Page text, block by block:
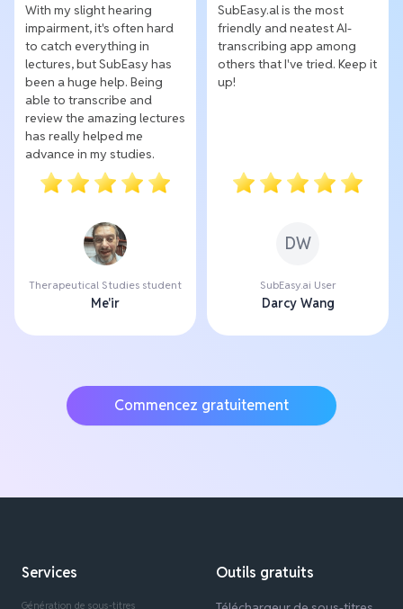
With my slight hearing
impairment, it's often hard
to catch everything in
lectures, but SubEasy has
been a huge help. Being
able to transcribe and
review the amazing lectures
has really helped me
advance in my studies.
Therapeutical Studies student
Me'ir
SubEasy.al is the most
friendly and neatest AI-
transcribing app among
others that I've tried. Keep it
up!
DW
SubEasy.ai User
Darcy Wang
Commencez gratuitement
Services
Génération de sous-titres
Outils gratuits